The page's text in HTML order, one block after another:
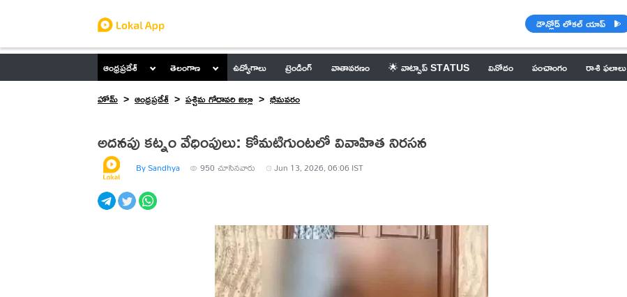
డౌన్లోడ్ లోకల్ యాప్
ఆంధ్రప్రదేశ్ తెలంగాణ ఉద్యోగాలు ట్రెండింగ్ వాతావరణం 🌟 వాట్సాప్ STATUS వినోదం పంచాంగం రాశి ఫలాలు
హోమ్
ఆంధ్రప్రదేశ్ పశ్చిమ గోదావరి జిల్లా భీమవరం
అదనపు కట్నం వేధింపులు: కోమటిగుంటలో వివాహిత నిరసన
By Sandhya 950 చూసినవారు Jun 13, 2026, 06:06 IST